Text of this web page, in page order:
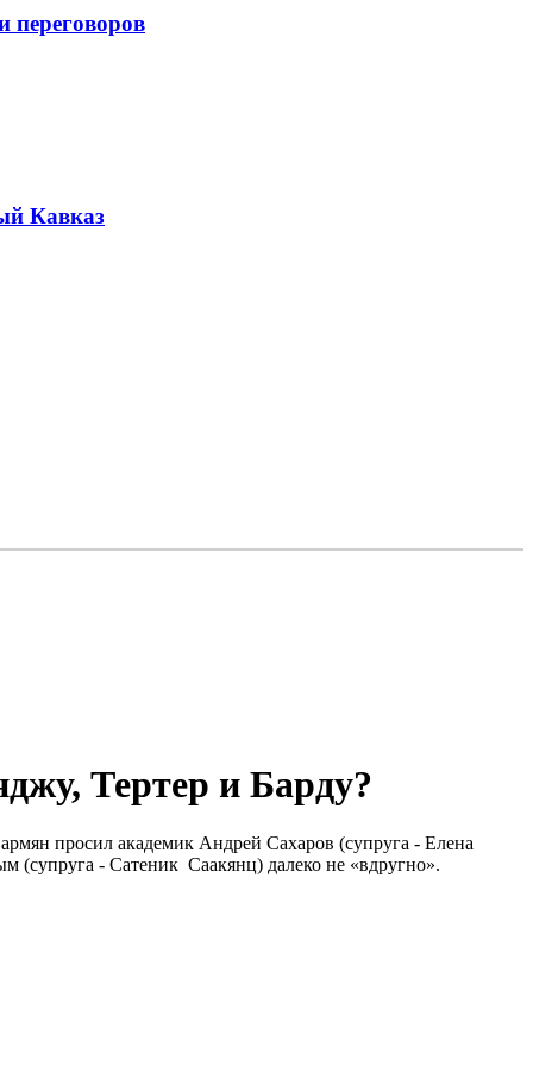
переговоров
Кавказ
Тертер и Барду?
просил академик Андрей Сахаров (супруга - Елена
(супруга - Сатеник Саакянц) далеко не «вдругно».